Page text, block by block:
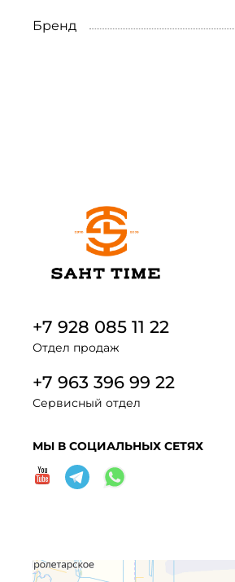
Бренд
+7 928 085 11 22
Отдел продаж
+7 963 396 99 22
Сервисный отдел
МЫ В СОЦИАЛЬНЫХ СЕТЯХ